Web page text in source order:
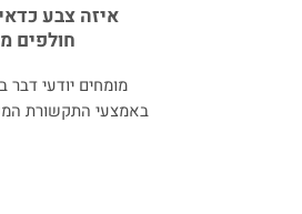
איזה צבע
חולפים
מומחים יודעי דבר
באמצעי התקשורת